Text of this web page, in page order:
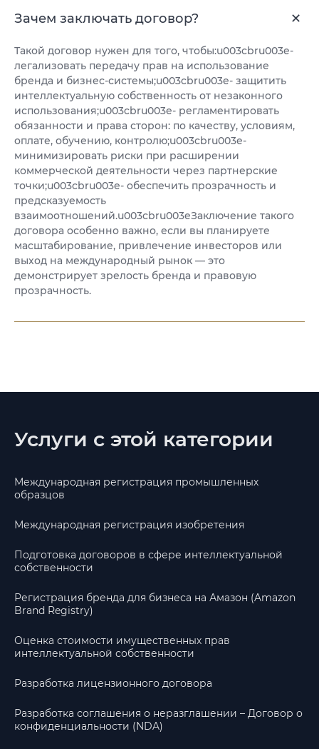
Зачем заключать договор?
Такой договор нужен для того, чтобы:u003cbru003e-
легализовать передачу прав на использование
бренда и бизнес-системы;u003cbru003e- защитить
интеллектуальную собственность от незаконного
использования;u003cbru003e- регламентировать
обязанности и права сторон: по качеству, условиям,
оплате, обучению, контролю;u003cbru003e-
минимизировать риски при расширении
коммерческой деятельности через партнерские
точки;u003cbru003e- обеспечить прозрачность и
предсказуемость
взаимоотношений.u003cbru003eЗаключение такого
договора особенно важно, если вы планируете
масштабирование, привлечение инвесторов или
выход на международный рынок — это
демонстрирует зрелость бренда и правовую
прозрачность.
Услуги с этой категории
Международная регистрация промышленных
образцов
Международная регистрация изобретения
Подготовка договоров в сфере интеллектуальной
собственности
Регистрация бренда для бизнеса на Амазон (Amazon
Brand Registry)
Оценка стоимости имущественных прав
интеллектуальной собственности
Разработка лицензионного договора
Разработка соглашения о неразглашении – Договор о
конфиденциальности (NDA)